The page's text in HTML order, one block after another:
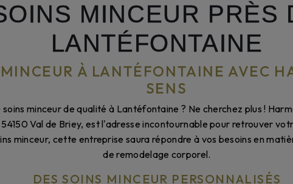
MINCEUR PRÈS
LANTÉFONTAINE
À LANTÉFONTAINE AVEC
SENS
minceur de qualité à Lantéfontaine ? Ne cherchez plus !
54150 Val de Briey, est l'adresse incontournable pour retrouver
minceur, cette entreprise saura répondre à vos besoins en
de remodelage corporel.
DES SOINS MINCEUR PERSONNALISÉS